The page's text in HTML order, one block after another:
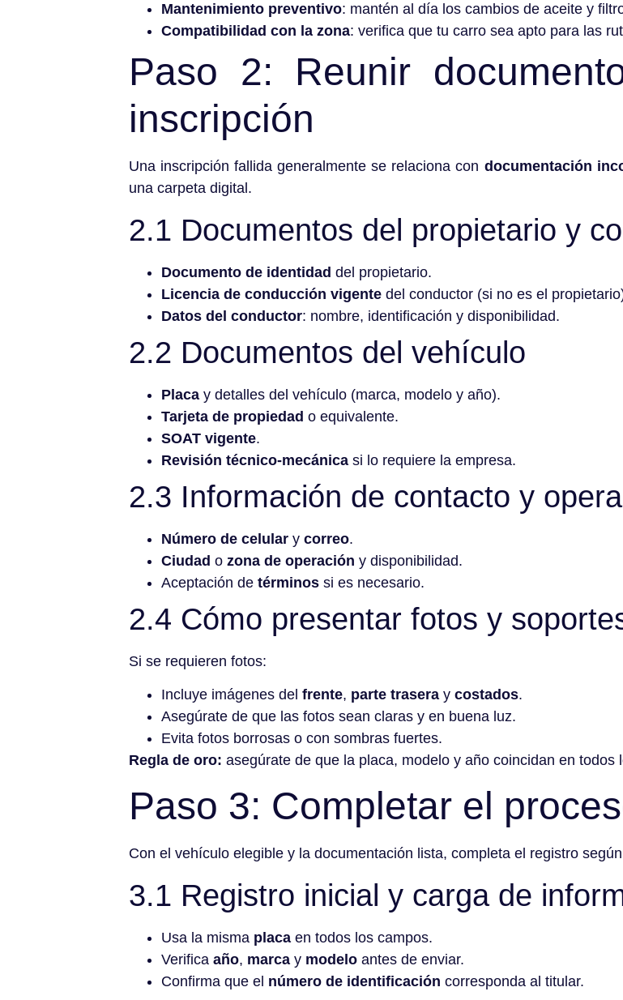
Mantenimiento preventivo: mantén al día los cambios de aceite y
Compatibilidad con la zona: verifica que tu carro sea apto para las
Paso 2: Reunir
inscripción
Una inscripción fallida generalmente se relaciona con documentación
una carpeta digital.
2.1 Documentos del propietario y
Documento de identidad del propietario.
Licencia de conducción vigente del conductor (si no es el
Datos del conductor: nombre, identificación y disponibilidad.
2.2 Documentos del vehículo
Placa y detalles del vehículo (marca, modelo y año).
Tarjeta de propiedad o equivalente.
SOAT vigente.
Revisión técnico-mecánica si lo requiere la empresa.
2.3 Información de contacto y
Número de celular y correo.
Ciudad o zona de operación y disponibilidad.
Aceptación de términos si es necesario.
2.4 Cómo presentar fotos y
Si se requieren fotos:
Incluye imágenes del frente, parte trasera y costados.
Asegúrate de que las fotos sean claras y en buena luz.
Evita fotos borrosas o con sombras fuertes.
Regla de oro: asegúrate de que la placa, modelo y año coincidan en todos
Paso 3: Completar el
Con el vehículo elegible y la documentación lista, completa el registro
3.1 Registro inicial y carga de
Usa la misma placa en todos los campos.
Verifica año, marca y modelo antes de enviar.
Confirma que el número de identificación corresponda al titular.